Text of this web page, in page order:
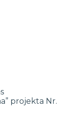
projekta Nr.